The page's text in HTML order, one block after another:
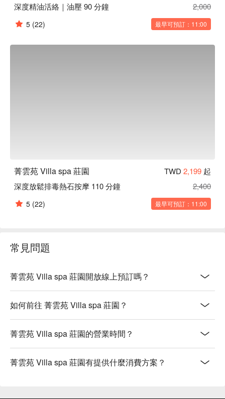
深度精油活絡｜油壓 90 分鐘
2,000
5 (22) 最早可預訂：11:00
菁雲苑 Villa spa 莊園 TWD 2,199 起
深度放鬆排毒熱石按摩 110 分鐘
2,400
5 (22) 最早可預訂：11:00
常見問題
菁雲苑 Villa spa 莊園開放線上預訂嗎？
如何前往 菁雲苑 Villa spa 莊園？
菁雲苑 Villa spa 莊園的營業時間？
菁雲苑 Villa spa 莊園有提供什麼消費方案？